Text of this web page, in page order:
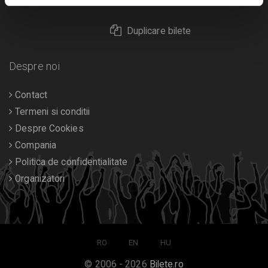
Duplicare bilete
Despre noi
Contact
Termeni si conditii
Despre Cookies
Compania
Politica de confidentialitate
Organizatori
RO EN HU
© 2006 - 2026 Bilete.ro